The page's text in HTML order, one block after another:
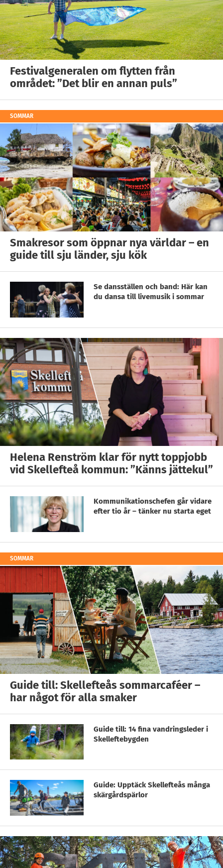
Festivalgeneralen om flytten från
området: ”Det blir en annan puls”
SOMMAR
Smakresor som öppnar nya världar – en
guide till sju länder, sju kök
Se dansställen och band: Här kan
du dansa till livemusik i sommar
Helena Renström klar för nytt toppjobb
vid Skellefteå kommun: ”Känns jättekul”
Kommunikationschefen går vidare
efter tio år – tänker nu starta eget
SOMMAR
Guide till: Skellefteås sommarcaféer –
har något för alla smaker
Guide till: 14 fina vandringsleder i
Skelleftebygden
Guide: Upptäck Skellefteås många
skärgårdspärlor